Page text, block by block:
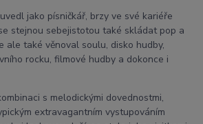
jako písničkář, brzy ve své kariéře
stejnou sebejistotou také skládat pop a
ale také věnoval soulu, disko hudby,
rocku, filmové hudby a dokonce i
s melodickými dovednostmi,
extravagantním vystupováním